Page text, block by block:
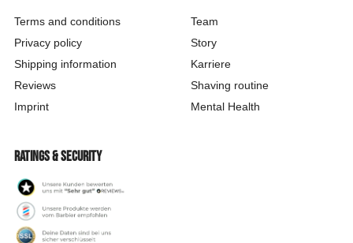
Terms and conditions
Privacy policy
Shipping information
Reviews
Imprint
Team
Story
Karriere
Shaving routine
Mental Health
Ratings & security